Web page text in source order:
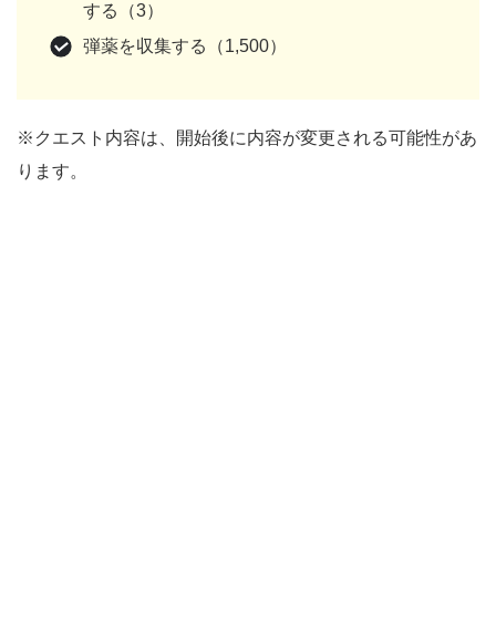
する（3）
弾薬を収集する（1,500）
※クエスト内容は、開始後に内容が変更される可能性があ
ります。